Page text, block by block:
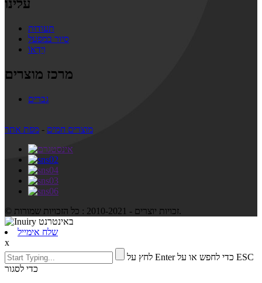
עלינו
תעודות
סיור במפעל
וִידֵאוֹ
מרכז מוצרים
גברים
מוצרים חמים - מפת אתר
© זכויות יוצרים - 2010-2021 : כל הזכויות שמורות.
שלח אימייל
x
לחץ על Enter כדי לחפש או על ESC
כדי לסגור